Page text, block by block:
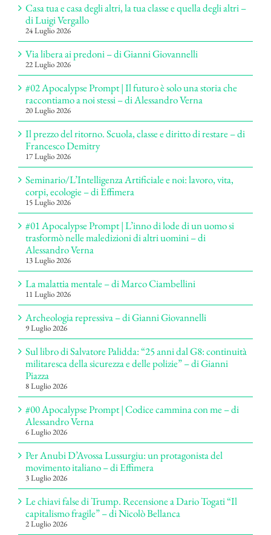
Casa tua e casa degli altri, la tua classe e quella degli altri –
di Luigi Vergallo
24 Luglio 2026
Via libera ai predoni – di Gianni Giovannelli
22 Luglio 2026
#02 Apocalypse Prompt | Il futuro è solo una storia che
raccontiamo a noi stessi – di Alessandro Verna
20 Luglio 2026
Il prezzo del ritorno. Scuola, classe e diritto di restare – di
Francesco Demitry
17 Luglio 2026
Seminario/L’Intelligenza Artificiale e noi: lavoro, vita,
corpi, ecologie – di Effimera
15 Luglio 2026
#01 Apocalypse Prompt | L’inno di lode di un uomo si
trasformò nelle maledizioni di altri uomini – di
Alessandro Verna
13 Luglio 2026
La malattia mentale – di Marco Ciambellini
11 Luglio 2026
Archeologia repressiva – di Gianni Giovannelli
9 Luglio 2026
Sul libro di Salvatore Palidda: “25 anni dal G8: continuità
militaresca della sicurezza e delle polizie” – di Gianni
Piazza
8 Luglio 2026
#00 Apocalypse Prompt | Codice cammina con me – di
Alessandro Verna
6 Luglio 2026
Per Anubi D’Avossa Lussurgiu: un protagonista del
movimento italiano – di Effimera
3 Luglio 2026
Le chiavi false di Trump. Recensione a Dario Togati “Il
capitalismo fragile” – di Nicolò Bellanca
2 Luglio 2026